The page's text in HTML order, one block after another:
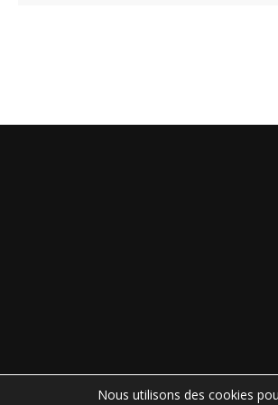
Nous utilisons des cookies